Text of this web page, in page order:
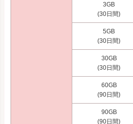
3GB
(30日間)
5GB
(30日間)
30GB
(30日間)
60GB
(90日間)
90GB
(90日間)